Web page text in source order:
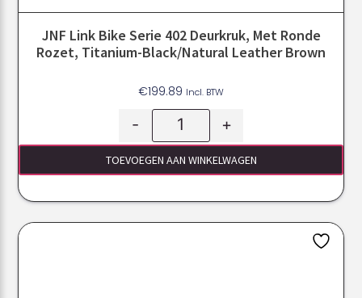
JNF Link Bike Serie 402 Deurkruk, Met Ronde
Rozet, Titanium-Black/Natural Leather Brown
€199.89 Incl. BTW
- +
TOEVOEGEN AAN WINKELWAGEN